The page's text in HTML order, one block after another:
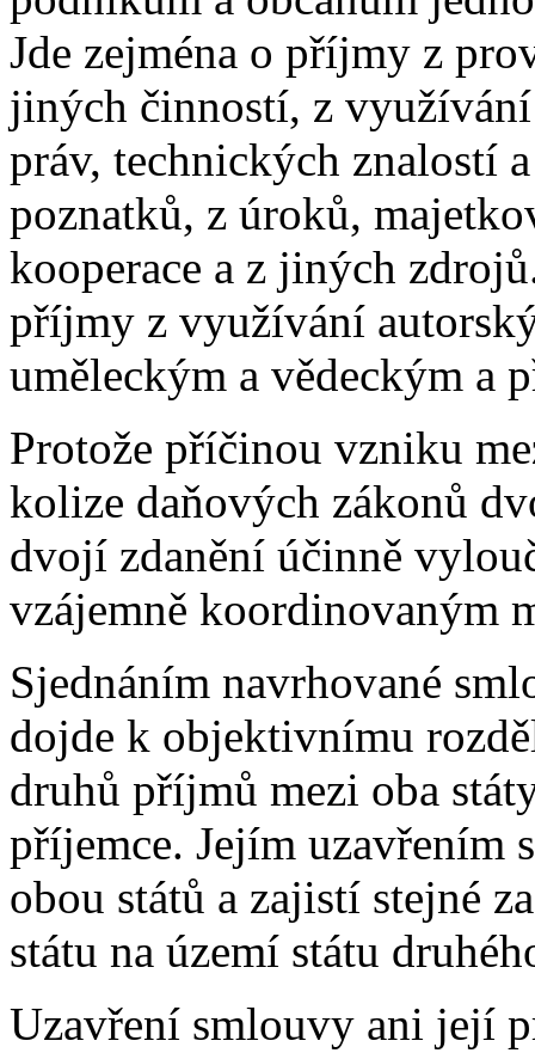
Jde zejména o příjmy z
jiných činností, z
práv, technických znalostí
poznatků, z úroků,
kooperace a z jiných
příjmy z využívání
uměleckým a vědeckým a
Protože příčinou vzniku
kolize daňových zákonů
dvojí zdanění účinně
vzájemně koordinovaným
Sjednáním navrhované
dojde k objektivnímu
druhů příjmů mezi oba
příjemce. Jejím uzavřením
obou států a zajistí stejné
státu na území státu
Uzavření smlouvy ani její